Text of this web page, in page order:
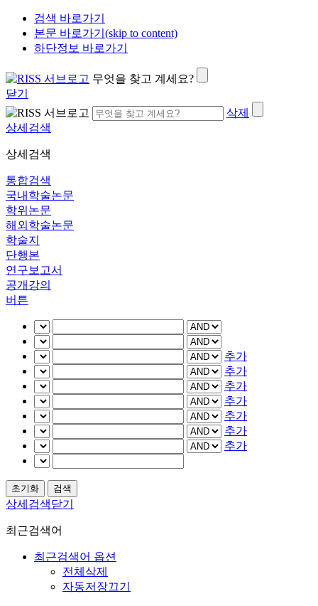
검색 바로가기
본문 바로가기(skip to content)
하단정보 바로가기
무엇을 찾고 계세요?
닫기
삭제
상세검색
상세검색
통합검색
국내학술논문
학위논문
해외학술논문
학술지
단행본
연구보고서
공개강의
버튼
추가
추가
추가
추가
추가
추가
추가
상세검색닫기
최근검색어
최근검색어 옵션
전체삭제
자동저장끄기